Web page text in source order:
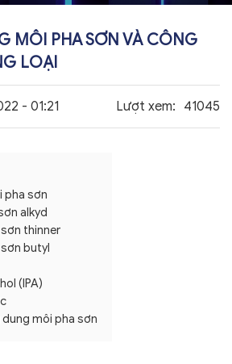
MÔI PHA SƠN VÀ CÔNG
LOẠI
- 01:21 Lượt xem: 41045
pha sơn
alkyd
thinner
butyl
(IPA)
dung môi pha sơn